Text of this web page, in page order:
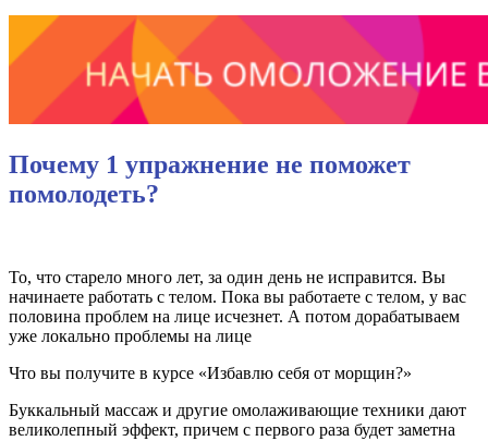
Почему 1 упражнение не поможет
помолодеть?
То, что старело много лет, за один день не исправится. Вы
начинаете работать с телом. Пока вы работаете с телом, у вас
половина проблем на лице исчезнет. А потом дорабатываем
уже локально проблемы на лице
Что вы получите в курсе «Избавлю себя от морщин?»
Буккальный массаж и другие омолаживающие техники дают
великолепный эффект, причем с первого раза будет заметна